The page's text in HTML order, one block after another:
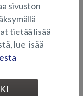
VARUSTEET
sivuston
tietää lisää
lue lisää